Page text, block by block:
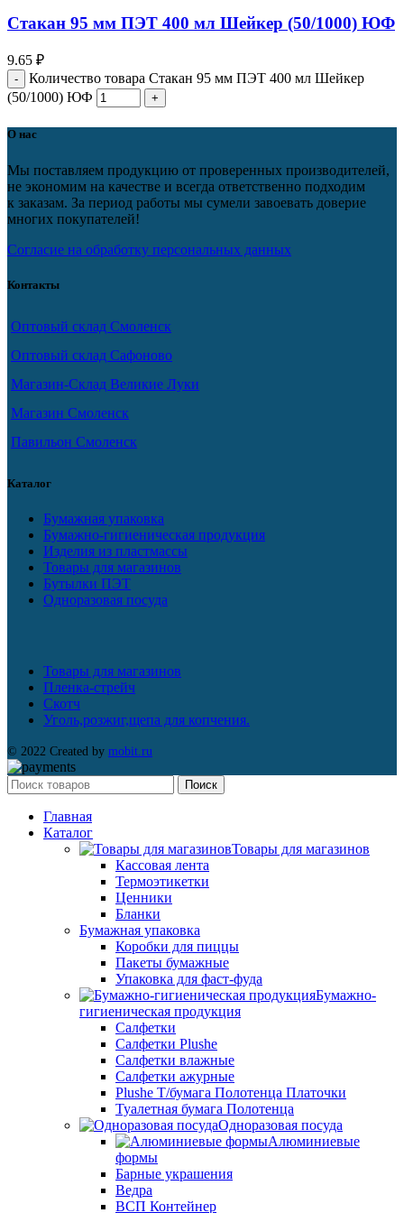
Стакан 95 мм ПЭТ 400 мл Шейкер (50/1000) ЮФ
9.65 ₽
Количество товара Стакан 95 мм ПЭТ 400 мл Шейкер
(50/1000) ЮФ
О нас
Мы поставляем продукцию от проверенных производителей,
не экономим на качестве и всегда ответственно подходим
к заказам. За период работы мы сумели завоевать доверие
многих покупателей!
Согласие на обработку персональных данных
Контакты
Оптовый склад Смоленск
Оптовый склад Сафоново
Магазин-Склад Великие Луки
Магазин Смоленск
Павильон Смоленск
Каталог
Бумажная упаковка
Бумажно-гигиеническая продукция
Изделия из пластмассы
Товары для магазинов
Бутылки ПЭТ
Одноразовая посуда
Товары для магазинов
Пленка-стрейч
Скотч
Уголь,розжиг,щепа для копчения.
© 2022 Created by mobit.ru
Поиск
Главная
Каталог
Товары для магазинов
Кассовая лента
Термоэтикетки
Ценники
Бланки
Бумажная упаковка
Коробки для пиццы
Пакеты бумажные
Упаковка для фаст-фуда
Бумажно-
гигиеническая продукция
Салфетки
Салфетки Plushe
Салфетки влажные
Салфетки ажурные
Plushe Т/бумага Полотенца Платочки
Туалетная бумага Полотенца
Одноразовая посуда
Алюминиевые
формы
Барные украшения
Ведра
ВСП Контейнер